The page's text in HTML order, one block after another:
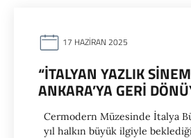
17 HAZIRAN 2025
“İTALYAN YAZLIK
ANKARA’YA GERI
Cermodern Müzesinde İtalya
yıl halkın büyük ilgiyle